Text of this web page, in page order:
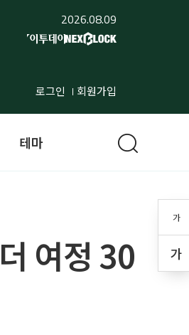
2026.08.09
로그인 회원가입
가
가
테마
여정 30